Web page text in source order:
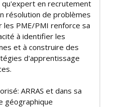
en recrutement
résolution de problèmes
les PME/PMI renforce sa
à identifier les
et à construire des
d'apprentissage
ARRAS et dans sa
géographique